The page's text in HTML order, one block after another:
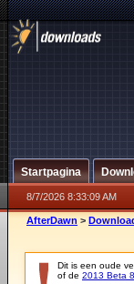
Startpagina
8/7/2026 8:33:09 AM
AfterDawn >
Dit is een oude
of de 2013 Beta